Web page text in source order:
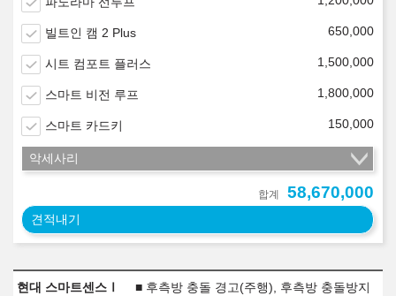
빌트인 캠 2 Plus 650,000
시트 컴포트 플러스 1,500,000
스마트 비전 루프 1,800,000
스마트 카드키 150,000
악세사리
합계 58,670,000
견적내기
현대 스마트센스Ⅰ
■ 후측방 충돌 경고(주행), 후측방 충돌방지